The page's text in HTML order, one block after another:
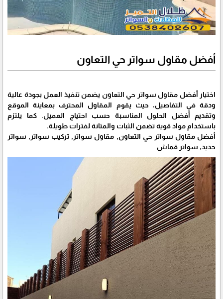
أفضل مقاول سواتر حي التعاون
اختيار أفضل مقاول سواتر حي التعاون يضمن تنفيذ العمل بجودة عالية
ودقة في التفاصيل، حيث يقوم المقاول المحترف بمعاينة الموقع
وتقديم أفضل الحلول المناسبة حسب احتياج العميل. كما يلتزم
باستخدام مواد قوية تضمن الثبات والمتانة لفترات طويلة.
أفضل مقاول سواتر حي التعاون, مقاول سواتر, تركيب سواتر, سواتر
حديد, سواتر قماش